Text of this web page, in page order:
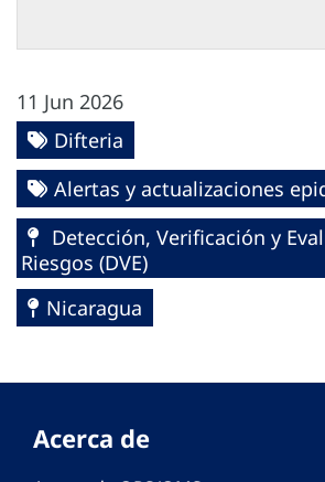
11 Jun 2026
Difteria
Alertas y actualizaciones
Detección, Verificación y
Riesgos (DVE)
Nicaragua
Acerca de